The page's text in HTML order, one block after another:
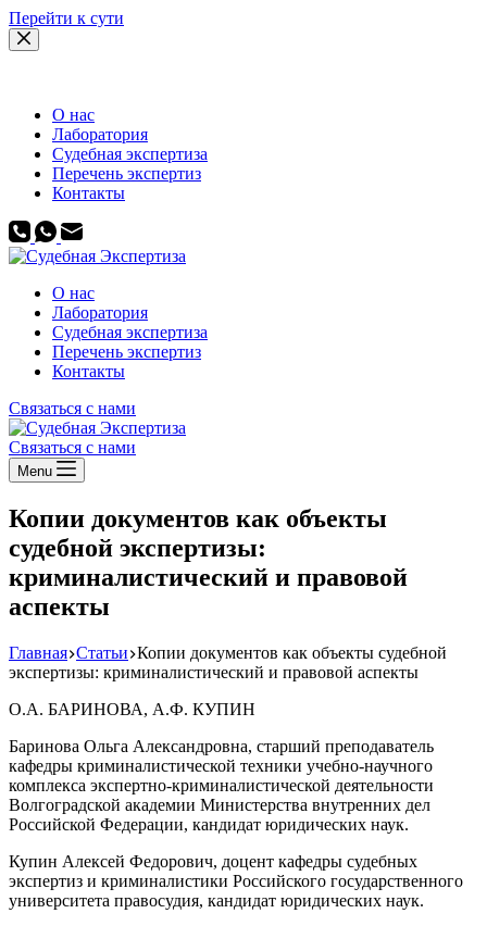
Перейти к сути
О нас
Лаборатория
Судебная экспертиза
Перечень экспертиз
Контакты
О нас
Лаборатория
Судебная экспертиза
Перечень экспертиз
Контакты
Связаться с нами
Связаться с нами
Menu
Копии документов как объекты
судебной экспертизы:
криминалистический и правовой
аспекты
Главная Статьи Копии документов как объекты судебной
экспертизы: криминалистический и правовой аспекты
О.А. БАРИНОВА, А.Ф. КУПИН
Баринова Ольга Александровна, старший преподаватель
кафедры криминалистической техники учебно-научного
комплекса экспертно-криминалистической деятельности
Волгоградской академии Министерства внутренних дел
Российской Федерации, кандидат юридических наук.
Купин Алексей Федорович, доцент кафедры судебных
экспертиз и криминалистики Российского государственного
университета правосудия, кандидат юридических наук.